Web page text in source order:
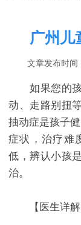
广州儿
文章发布时间
如果您的孩
动、走路别扭
抽动症是孩子
症状，治疗难
低，辨认小孩
治。
【医生详解